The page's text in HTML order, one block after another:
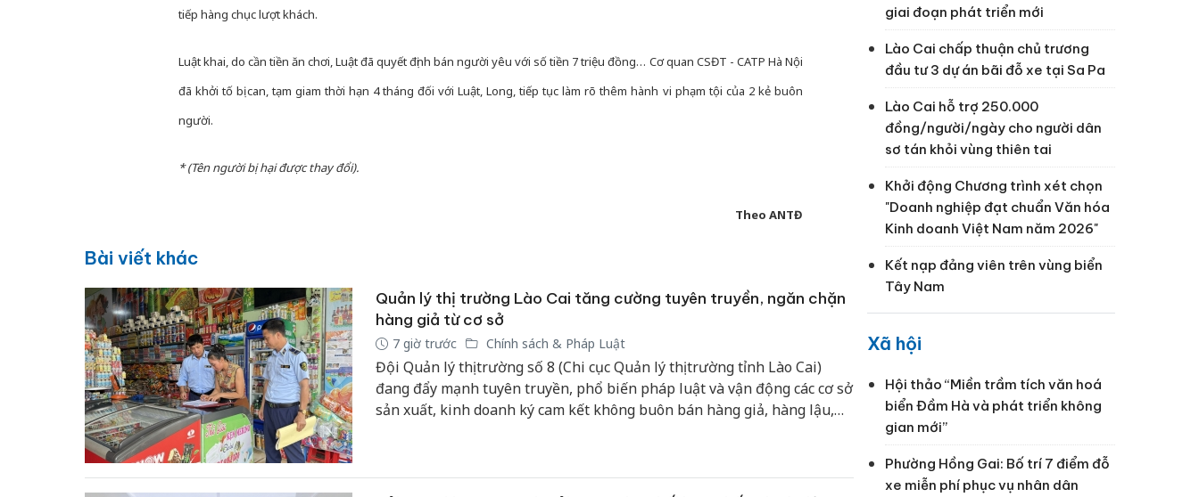
tiếp hàng chục lượt khách.
Luật khai, do cần tiền ăn chơi, Luật đã quyết định bán người yêu với số tiền 7 triệu đồng… Cơ quan CSĐT - CATP Hà Nội
đã khởi tố bị can, tạm giam thời hạn 4 tháng đối với Luật, Long, tiếp tục làm rõ thêm hành vi phạm tội của 2 kẻ buôn
người.
* (Tên người bị hại được thay đổi).
Theo ANTĐ
Bài viết khác
Quản lý thị trường Lào Cai tăng cường tuyên truyền, ngăn chặn
hàng giả từ cơ sở
7 giờ trước Chính sách & Pháp Luật
Đội Quản lý thị trường số 8 (Chi cục Quản lý thị trường tỉnh Lào Cai)
đang đẩy mạnh tuyên truyền, phổ biến pháp luật và vận động các cơ sở
sản xuất, kinh doanh ký cam kết không buôn bán hàng giả, hàng lậu,
kinh doanh minh bạch và bảo vệ quyền lợi người tiêu dùng.
giai đoạn phát triển mới
Lào Cai chấp thuận chủ trương
đầu tư 3 dự án bãi đỗ xe tại Sa Pa
Lào Cai hỗ trợ 250.000
đồng/người/ngày cho người dân
sơ tán khỏi vùng thiên tai
Khởi động Chương trình xét chọn
"Doanh nghiệp đạt chuẩn Văn hóa
Kinh doanh Việt Nam năm 2026"
Kết nạp đảng viên trên vùng biển
Tây Nam
Xã hội
Hội thảo “Miền trầm tích văn hoá
biển Đầm Hà và phát triển không
gian mới”
Phường Hồng Gai: Bố trí 7 điểm đỗ
xe miễn phí phục vụ nhân dân